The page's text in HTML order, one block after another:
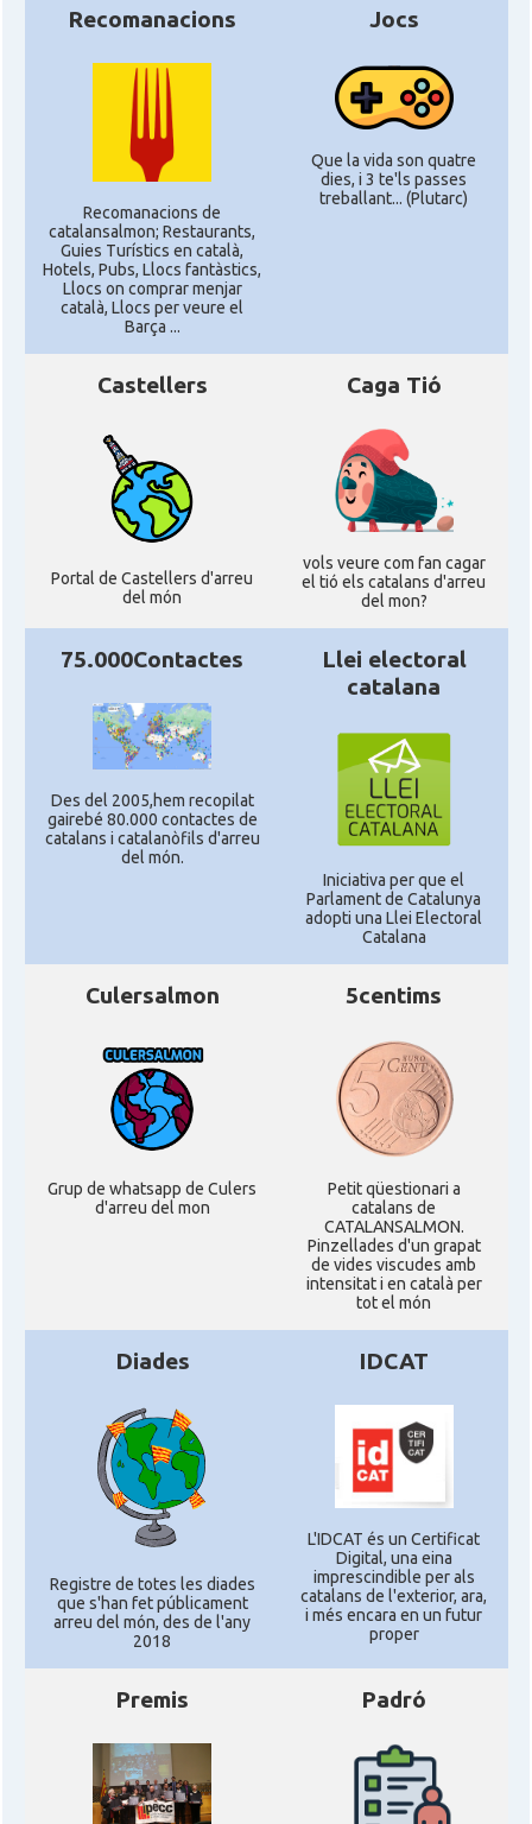
Recomanacions
Recomanacions de
catalansalmon; Restaurants,
Guies Turístics en català,
Hotels, Pubs, Llocs fantàstics,
Llocs on comprar menjar
català, Llocs per veure el
Barça ...
Jocs
Que la vida son quatre
dies, i 3 te'ls passes
treballant... (Plutarc)
Castellers
Portal de Castellers d'arreu
del món
Caga Tió
vols veure com fan cagar
el tió els catalans d'arreu
del mon?
75.000Contactes
Des del 2005,hem recopilat
gairebé 80.000 contactes de
catalans i catalanòfils d'arreu
del món.
Llei electoral
catalana
Iniciativa per que el
Parlament de Catalunya
adopti una Llei Electoral
Catalana
Culersalmon
Grup de whatsapp de Culers
d'arreu del mon
5centims
Petit qüestionari a
catalans de
CATALANSALMON.
Pinzellades d'un grapat
de vides viscudes amb
intensitat i en català per
tot el món
Diades
Registre de totes les diades
que s'han fet públicament
arreu del món, des de l'any
2018
IDCAT
L'IDCAT és un Certificat
Digital, una eina
imprescindible per als
catalans de l'exterior, ara,
i més encara en un futur
proper
Premis Padró